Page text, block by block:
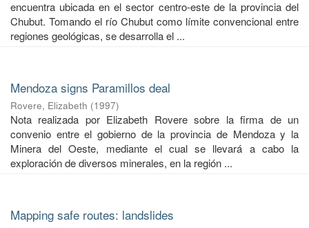
encuentra ubicada en el sector centro-este de la provincia del
Chubut. Tomando el río Chubut como límite convencional entre
regiones geológicas, se desarrolla el ...
Mendoza signs Paramillos deal
Rovere, Elizabeth (1997)
Nota realizada por Elizabeth Rovere sobre la firma de un
convenio entre el gobierno de la provincia de Mendoza y la
Minera del Oeste, mediante el cual se llevará a cabo la
exploración de diversos minerales, en la región ...
Mapping safe routes: landslides